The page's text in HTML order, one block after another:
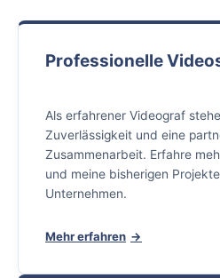
Professionelle
Als erfahrener Videograf
Zuverlässigkeit und eine
Zusammenarbeit. Erfahre
und meine bisherigen
Unternehmen.
Mehr erfahren